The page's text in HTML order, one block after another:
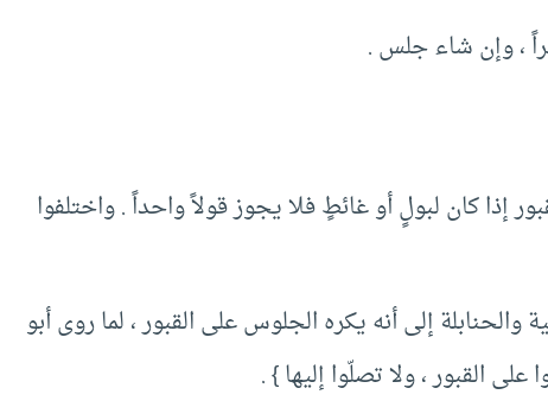
‏،‏ وإن شاء جلس ‏.‏
إذا كان لبولٍ أو غائطٍ فلا يجوز قولاً واحداً ‏.‏ واختلفوا
إلى أنه يكره الجلوس على القبور ‏،‏ لما روى أبو
القبور ‏،‏ ولا تصلّوا إليها ‏}‏ ‏.‏